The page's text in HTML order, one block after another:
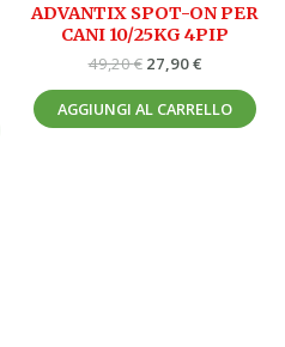
ADVANTIX SPOT-ON PER
CANI 10/25KG 4PIP
49,20€ 27,90€
AGGIUNGI AL CARRELLO